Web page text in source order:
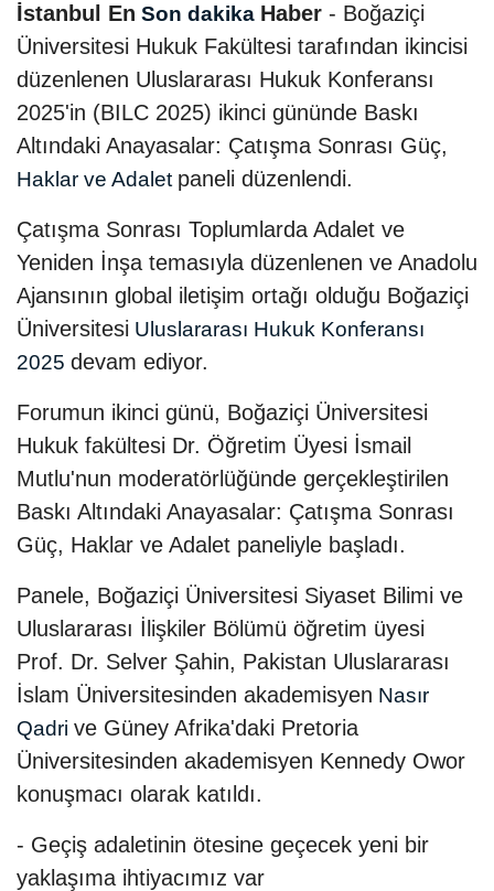
İstanbul En Son dakika Haber - Boğaziçi
Üniversitesi Hukuk Fakültesi tarafından ikincisi
düzenlenen Uluslararası Hukuk Konferansı
2025'in (BILC 2025) ikinci gününde Baskı
Altındaki Anayasalar: Çatışma Sonrası Güç,
Haklar ve Adalet paneli düzenlendi.
Çatışma Sonrası Toplumlarda Adalet ve
Yeniden İnşa temasıyla düzenlenen ve Anadolu
Ajansının global iletişim ortağı olduğu Boğaziçi
Üniversitesi Uluslararası Hukuk Konferansı
2025 devam ediyor.
Forumun ikinci günü, Boğaziçi Üniversitesi
Hukuk fakültesi Dr. Öğretim Üyesi İsmail
Mutlu'nun moderatörlüğünde gerçekleştirilen
Baskı Altındaki Anayasalar: Çatışma Sonrası
Güç, Haklar ve Adalet paneliyle başladı.
Panele, Boğaziçi Üniversitesi Siyaset Bilimi ve
Uluslararası İlişkiler Bölümü öğretim üyesi
Prof. Dr. Selver Şahin, Pakistan Uluslararası
İslam Üniversitesinden akademisyen Nasır
Qadri ve Güney Afrika'daki Pretoria
Üniversitesinden akademisyen Kennedy Owor
konuşmacı olarak katıldı.
- Geçiş adaletinin ötesine geçecek yeni bir
yaklaşıma ihtiyacımız var